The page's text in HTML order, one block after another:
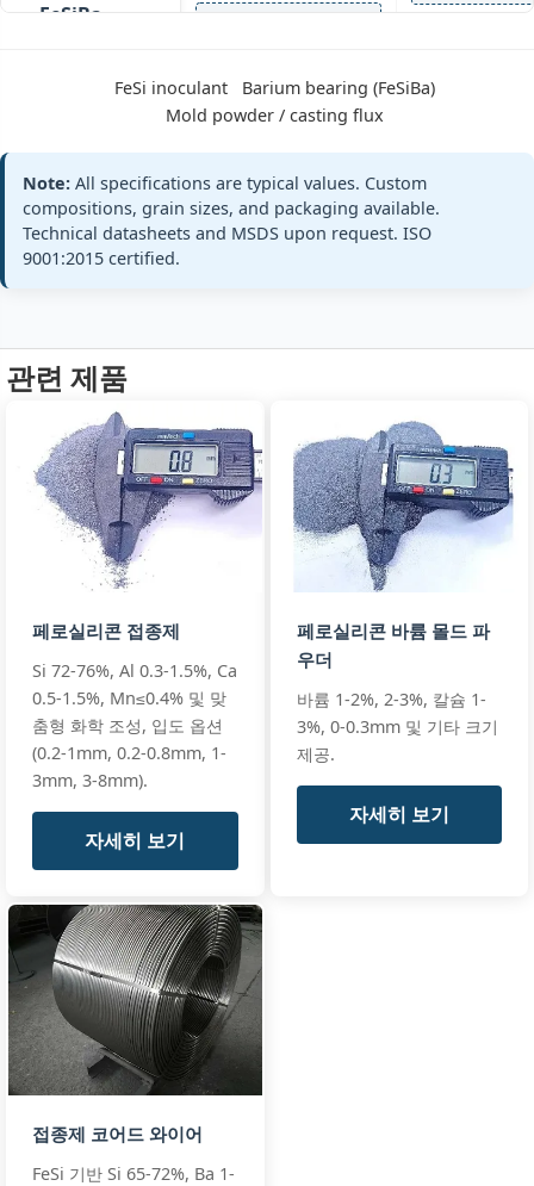
FeSiBa
mold
powder 2-
3
ferro-silicon-
barium (Ba 2-
3%)
inoculant
Ferro‑silicon
inoculant
Si 74
FeSi 74
(standard)
74-75%
0.8-1.5%
0.5-1.2%
+3 more
GB/T 2272
All standards
inoculant
Ferro‑silicon
Si 75
FeSi 75
(high‑purity)
≤1.0%
Ca:
+3 more
ASTM A100‑07
FeSi inoculant
Barium bearing (FeSiBa)
Mold powder / casting flux
Note: All specifications are typical values. Custom
compositions, grain sizes, and packaging available.
Technical datasheets and MSDS upon request. ISO
9001:2015 certified.
관련 제품
페로실리콘 접종제
Si 72-76%, Al 0.3-1.5%, Ca
0.5-1.5%, Mn≤0.4% 및 맞
춤형 화학 조성, 입도 옵션
(0.2-1mm, 0.2-0.8mm, 1-
3mm, 3-8mm).
자세히 보기
페로실리콘 바륨 몰드 파
우더
바륨 1-2%, 2-3%, 칼슘 1-
3%, 0-0.3mm 및 기타 크기
제공.
자세히 보기
접종제 코어드 와이어
FeSi 기반 Si 65-72%, Ba 1-